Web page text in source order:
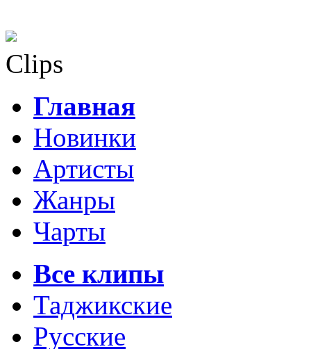
Clips
Главная
Новинки
Артисты
Жанры
Чарты
Все клипы
Таджикские
Русские